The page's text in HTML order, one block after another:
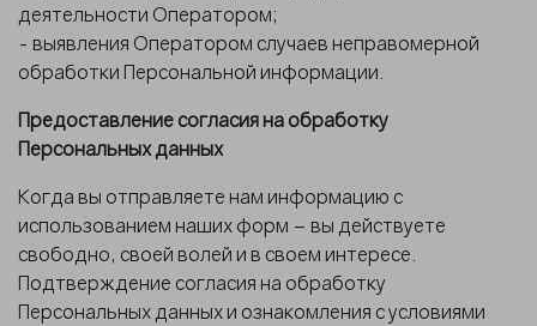
деятельности Оператором;
- выявления Оператором случаев неправомерной
обработки Персональной информации.
Предоставление согласия на обработку
Персональных данных
Когда вы отправляете нам информацию с
использованием наших форм – вы действуете
свободно, своей волей и в своем интересе.
Подтверждение согласия на обработку
Персональных данных и ознакомления с условиями